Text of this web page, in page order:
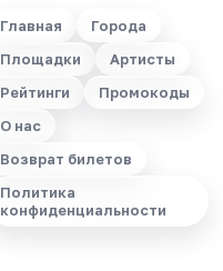
Главная
Города
Площадки
Артисты
Рейтинги
Промокоды
О нас
Возврат билетов
Политика
конфиденциальности